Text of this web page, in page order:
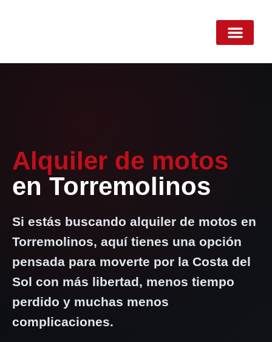
Alquiler de motos
en Torremolinos
Si estás buscando alquiler de motos en
Torremolinos, aquí tienes una opción
pensada para moverte por la Costa del
Sol con más libertad, menos tiempo
perdido y muchas menos
complicaciones.